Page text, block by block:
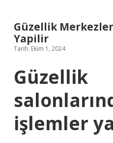
Güzellik
Yapilir
Tarih: Ekim 1, 2024
Güzellik
işlemler